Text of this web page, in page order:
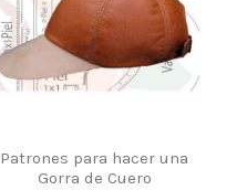
Patrones para hacer una
Gorra de Cuero